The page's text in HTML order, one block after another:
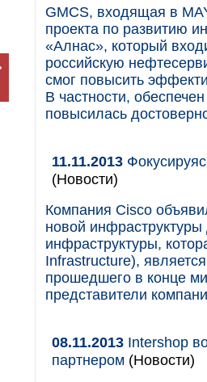
GMCS, входящая в
проекта по развитию
«Алнас», который
российскую
смог повысить
В частности,
повысилась
11.11.2013
(Новости)
Компания Cisco
новой
инфраструктуры,
Infrastructure),
прошедшего в конце
представители
08.11.2013 Intershop
партнером (Новости)